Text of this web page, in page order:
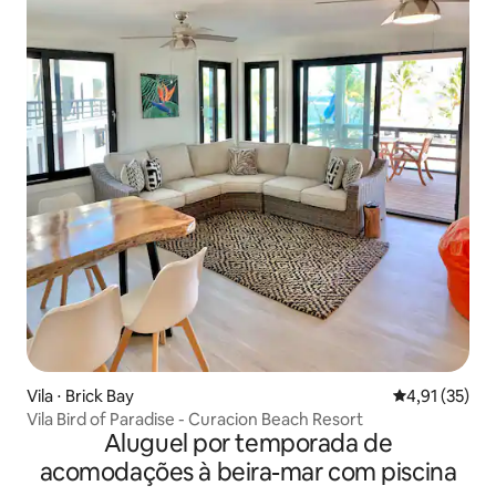
Vila ⋅ Brick Bay 4,91 de uma
4,91 (35)
Vila Bird of Paradise - Curacion Beach Resort
Aluguel por temporada de
acomodações à beira-mar com piscina